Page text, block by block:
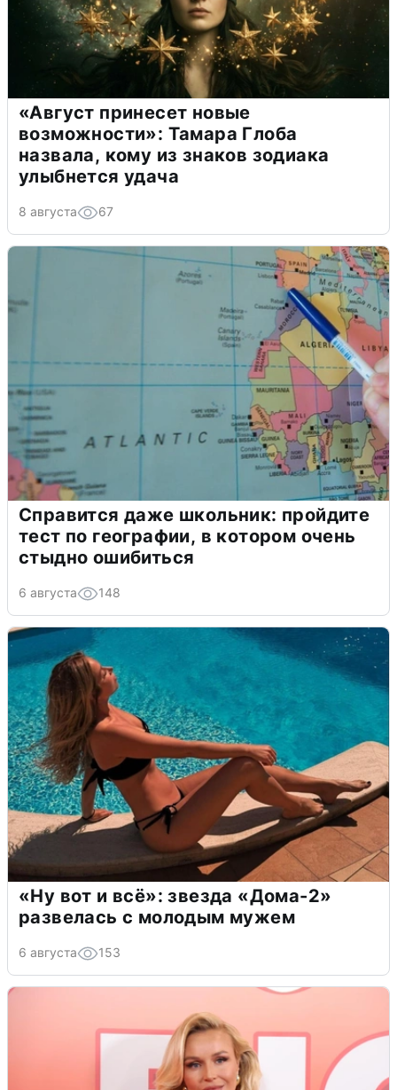
«Август принесет новые
возможности»: Тамара Глоба
назвала, кому из знаков зодиака
улыбнется удача
8 августа 67
Справится даже школьник: пройдите
тест по географии, в котором очень
стыдно ошибиться
6 августа 148
«Ну вот и всё»: звезда «Дома-2»
развелась с молодым мужем
6 августа 153